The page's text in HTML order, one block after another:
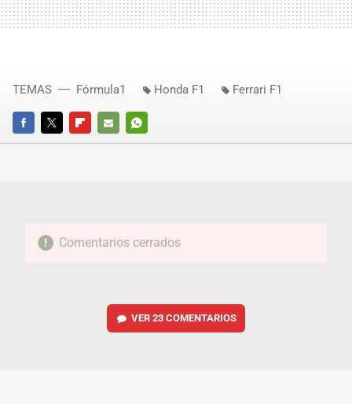
FACEBOOKTWITTERFLIPBOARD
E-
WHATSAPP
TEMAS Fórmula1 Honda F1 Ferrari F1
Comentarios cerrados
VER 23 COMENTARIOS